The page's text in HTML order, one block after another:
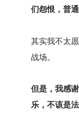
们怨恨，普
其实我不太
战场。
但是，我感
乐，不该是